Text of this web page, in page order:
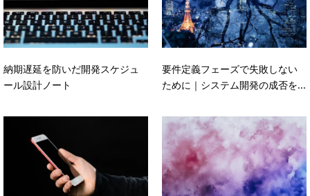
納期遅延を防いだ開発スケジュ
ール設計ノート
要件定義フェーズで失敗しない
ために｜システム開発の成否を...